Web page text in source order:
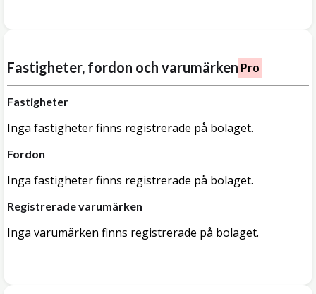
Fastigheter, fordon och varumärken Pro
Fastigheter
Inga fastigheter finns registrerade på bolaget.
Fordon
Inga fastigheter finns registrerade på bolaget.
Registrerade varumärken
Inga varumärken finns registrerade på bolaget.